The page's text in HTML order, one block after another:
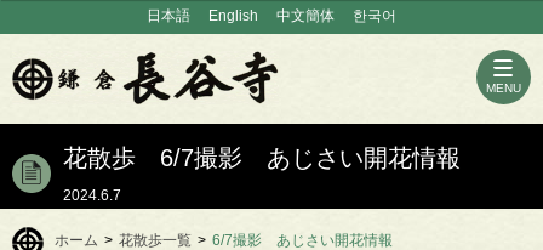
日本語 English 中文簡体 한국어
MENU
花散歩 6/7撮影 あじさい開花情報
2024.6.7
ホーム > 花散歩一覧 > 6/7撮影 あじさい開花情報